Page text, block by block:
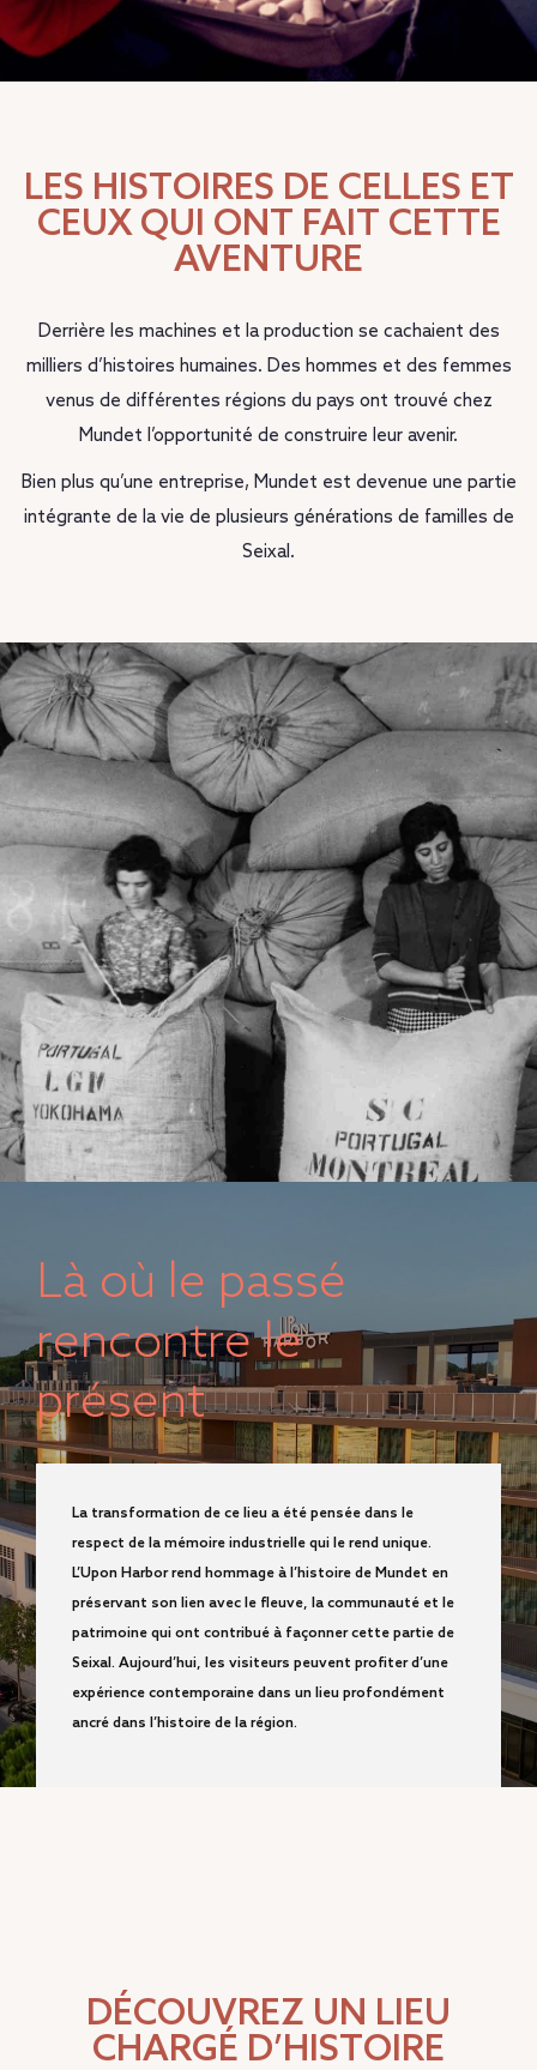
LES HISTOIRES DE CELLES ET
CEUX QUI ONT FAIT CETTE
AVENTURE
Derrière les machines et la production se cachaient des
milliers d’histoires humaines. Des hommes et des femmes
venus de différentes régions du pays ont trouvé chez
Mundet l’opportunité de construire leur avenir.
Bien plus qu’une entreprise, Mundet est devenue une partie
intégrante de la vie de plusieurs générations de familles de
Seixal.
Là où le passé
rencontre le
présent
La transformation de ce lieu a été pensée dans le
respect de la mémoire industrielle qui le rend unique.
L’Upon Harbor rend hommage à l’histoire de Mundet en
préservant son lien avec le fleuve, la communauté et le
patrimoine qui ont contribué à façonner cette partie de
Seixal. Aujourd’hui, les visiteurs peuvent profiter d’une
expérience contemporaine dans un lieu profondément
ancré dans l’histoire de la région.
DÉCOUVREZ UN LIEU
CHARGÉ D’HISTOIRE